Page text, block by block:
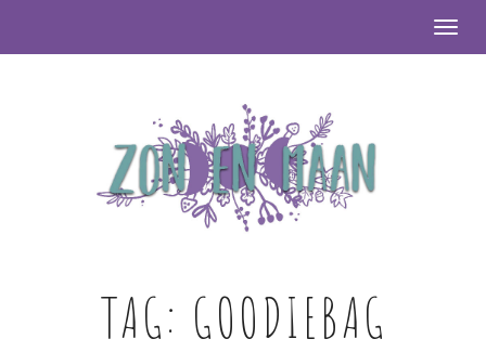
TAG: GOODIEBAG